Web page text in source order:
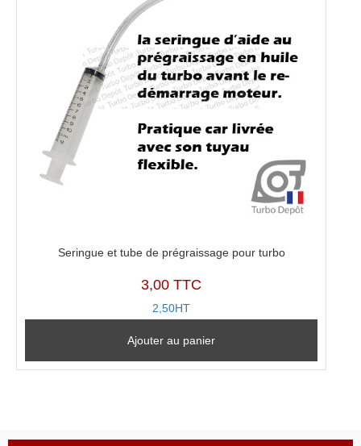
Seringue et tube de prégraissage pour turbo
3,00 TTC
2,50HT
Ajouter au panier